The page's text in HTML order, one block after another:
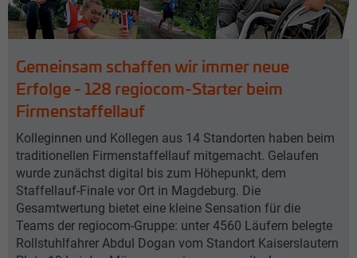
Gemeinsam schaffen wir immer neue
Erfolge - 128 regiocom-Starter beim
Firmenstaffellauf
Kolleginnen und Kollegen aus 14 Standorten haben beim
traditionellen Firmenstaffellauf mitgemacht. Gelaufen
wurde zunächst digital bis zum Höhepunkt, dem
Staffellauf-Finale vor Ort in Magdeburg. Die
Gesamtwertung bietet eine kleine Sensation für die
Teams der regiocom-Gruppe: unter 4560 Läufern belegte
Rollstuhlfahrer Abdul Dogan vom Standort Kaiserslautern